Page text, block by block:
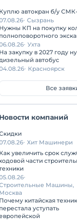
Куплю автокран б/у
Сызрань
Нужны КП на покупку
полноповоротного
Ухта
На закупку в 2027 году
дизельный автобус
Красноярск
Все
Новости компаний
Хит Машинери
Как увеличить срок
части
Машины,
Москва
Почему китайская
перестала уступать